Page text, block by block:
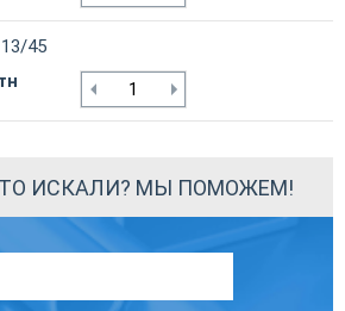
45
ИСКАЛИ? МЫ ПОМОЖЕМ!